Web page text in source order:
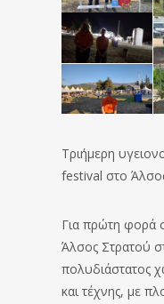
Τριήμερη
festival στο
Για πρώτη φορά
Άλσος Στρατού
πολυδιάστατος
και τέχνης, με